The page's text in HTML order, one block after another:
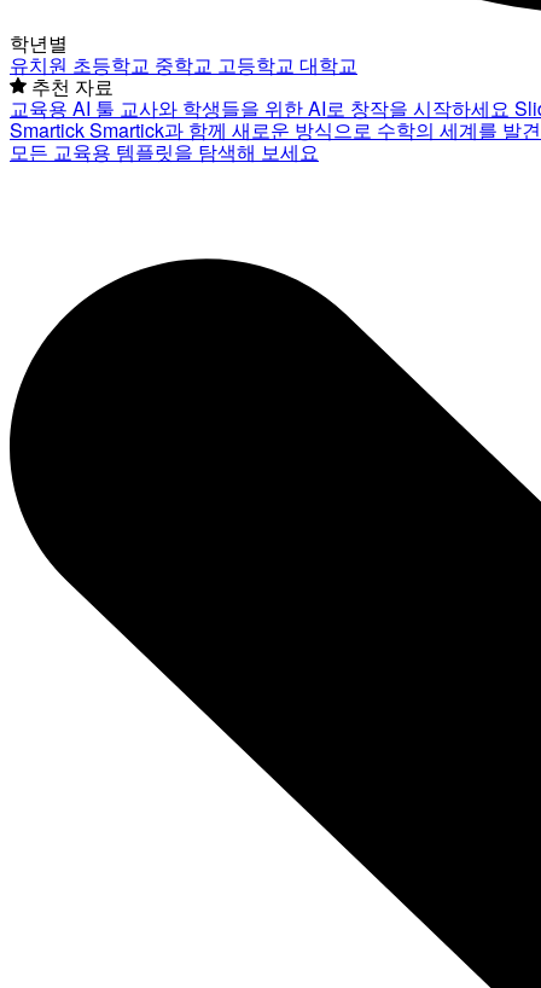
학년별
유치원 초등학교 중학교 고등학교 대학교
추천 자료
교육용 AI 툴 교사와 학생들을 위한 AI로 창작을 시작하세요
SmartickSmartick과 함께 새로운 방식으로 수학의 세계를 발
모든 교육용 템플릿을 탐색해 보세요